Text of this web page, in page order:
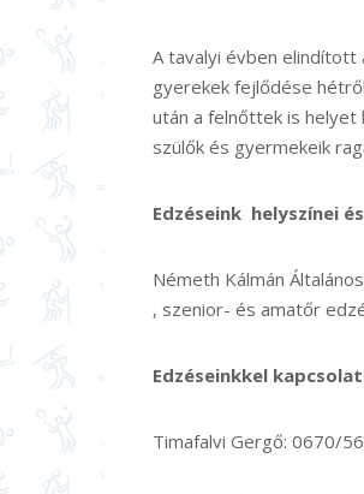
A tavalyi évben elindított
gyerekek fejlődése
után a felnőttek is helyet
szülők és gyermekeik
Edzéseink helyszínei
Németh Kálmán
, szenior- és amatőr
Edzéseinkkel
Timafalvi Gergő: 0670/